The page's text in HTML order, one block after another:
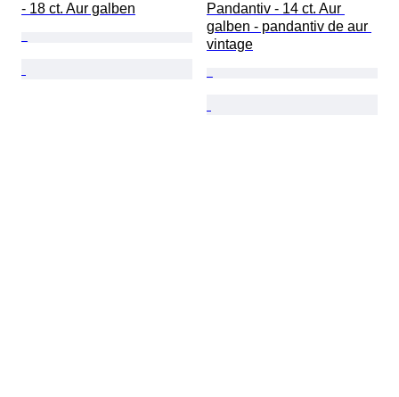
- 18 ct. Aur galben
Pandantiv - 14 ct. Aur
galben - pandantiv de aur
vintage